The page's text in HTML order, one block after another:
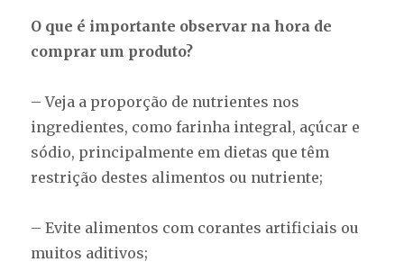
O que é importante observar na hora de
comprar um produto?
– Veja a proporção de nutrientes nos
ingredientes, como farinha integral, açúcar e
sódio, principalmente em dietas que têm
restrição destes alimentos ou nutriente;
– Evite alimentos com corantes artificiais ou
muitos aditivos;